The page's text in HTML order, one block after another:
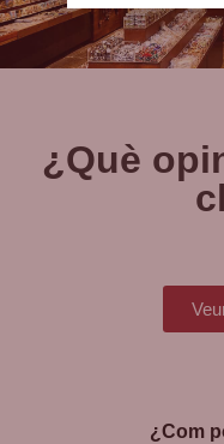
¿Què
¿Com